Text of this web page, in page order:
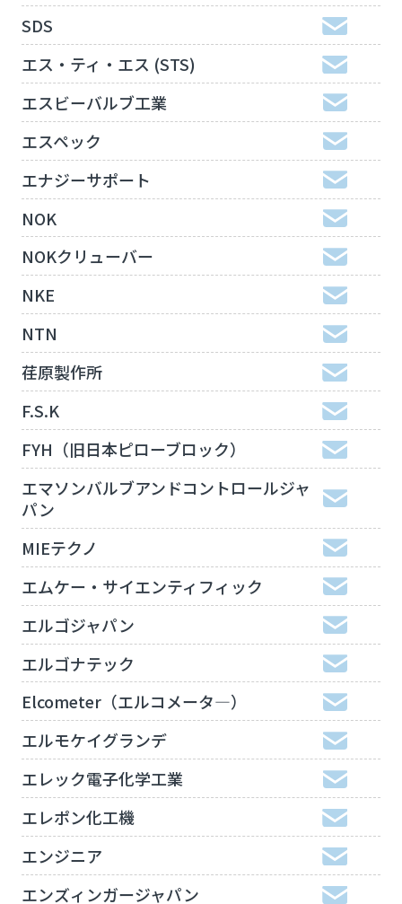
SDS
エス・ティ・エス (STS)
エスビーバルブ工業
エスペック
エナジーサポート
NOK
NOKクリューバー
NKE
NTN
荏原製作所
F.S.K
FYH（旧日本ピローブロック）
エマソンバルブアンドコントロールジャ
パン
MIEテクノ
エムケー・サイエンティフィック
エルゴジャパン
エルゴナテック
Elcometer（エルコメータ―）
エルモケイグランデ
エレック電子化学工業
エレポン化工機
エンジニア
エンズィンガージャパン